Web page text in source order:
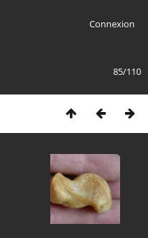
Connexion
85/110